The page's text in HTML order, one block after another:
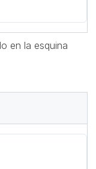
en la esquina